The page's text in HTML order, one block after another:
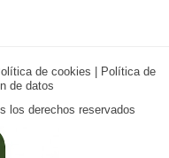
de cookies
Política de
de datos
los derechos reservados